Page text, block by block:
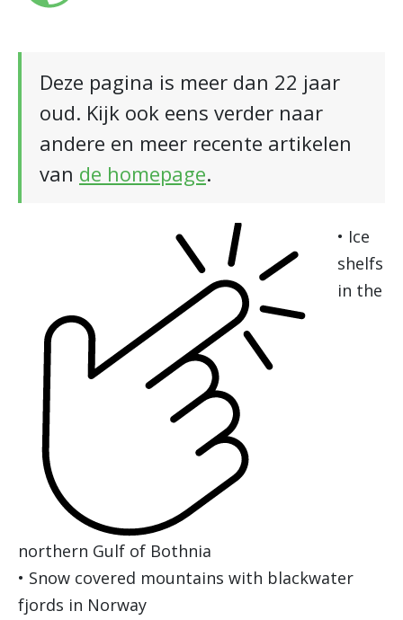
Deze pagina is meer dan 22 jaar
oud. Kijk ook eens verder naar
andere en meer recente artikelen
van de homepage.
• Ice
shelfs
in the
northern Gulf of Bothnia
• Snow covered mountains with blackwater
fjords in Norway